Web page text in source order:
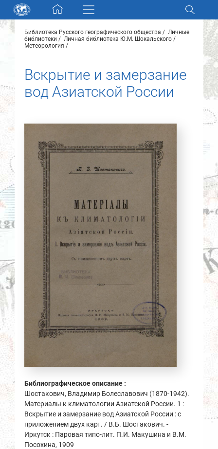
Skip navigation
Разделы и коллекции
Новости
О нас
Контакты
Партнеры
Библиотека Русского географического общества
Личные
библиотеки
Личная библиотека Ю.М. Шокальского
Метеорология
Вскрытие и замерзание
вод Азиатской России
Библиографическое описание :
Шостакович, Владимир Болеславович (1870-1942).
Материалы к климатологии Азиатской России. 1 :
Вскрытие и замерзание вод Азиатской России : с
приложением двух карт. / В.Б. Шостакович. -
Иркутск : Паровая типо-лит. П.И. Макушина и В.М.
Посохина, 1909